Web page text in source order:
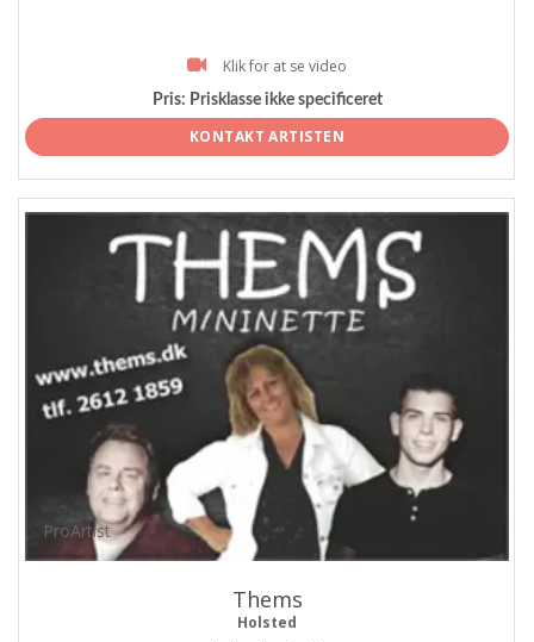
Klik for at se video
Pris: Prisklasse ikke specificeret
KONTAKT ARTISTEN
ProArtist
Thems
Holsted